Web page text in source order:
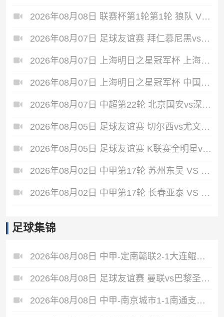
2026年08月08日 联赛杯第1轮第1轮 狼队 VS 维尔港 全场录像
2026年08月07日 足球友谊赛 拜仁慕尼黑vs阿斯顿维拉 全场录像
2026年08月07日 上海明日之星冠军杯 上海U17 VS 阿森纳U17 全场录像
2026年08月07日 上海明日之星冠军杯 中国男足U17 VS 河床U17 全场录像
2026年08月07日 中超第22轮 北京国安vs深圳新鹏城 全场录像
2026年08月05日 足球友谊赛 切尔西vs尤文图斯 全场录像
2026年08月05日 足球友谊赛 K联赛全明星vs曼城 全场录像
2026年08月02日 中甲第17轮 苏州东吴 VS 梅州客家 全场录像
2026年08月02日 中甲第17轮 长春亚泰 VS 石家庄功夫 全场录像
足球集锦
2026年08月08日 中甲-定南赣联2-1大连鲲城 达西埃尔两分钟两球
2026年08月08日 足球友谊赛 曼联vs巴黎圣日耳曼 进球
2026年08月08日 中甲-南京城市1-1南通支云5轮不胜 冈萨雷斯建功董洪麟破门救主